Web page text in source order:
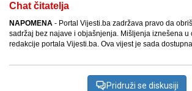
Chat čitatelja
NAPOMENA - Portal Vijesti.ba zadržava pravo da
sadržaj bez najave i objašnjenja. Mišljenja iznešena u
redakcije portala Vijesti.ba. Ova vijest je sada
Pridruži se diskusiji